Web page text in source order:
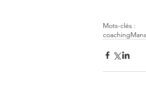
Mots-clés :
coaching